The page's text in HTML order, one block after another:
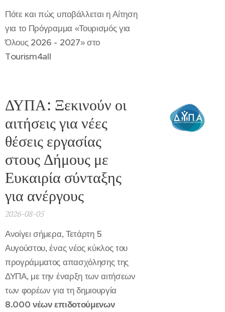
Πότε και πώς υποβάλλεται η Αίτηση
για το Πρόγραμμα «Τουρισμός για
Όλους 2026 - 2027» στο
Tourism4all
ΔΥΠΑ: Ξεκινούν οι
αιτήσεις για νέες
θέσεις εργασίας
στους Δήμους με
Ευκαιρία σύνταξης
για ανέργους
2026-08-05
Ανοίγει σήμερα, Τετάρτη 5
Αυγούστου, ένας νέος κύκλος του
προγράμματος απασχόλησης της
ΔΥΠΑ, με την έναρξη των αιτήσεων
των φορέων για τη δημιουργία
8.000 νέων επιδοτούμενων